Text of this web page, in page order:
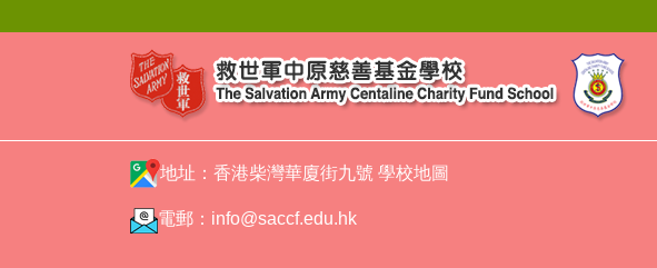
地址：香港柴灣華廈街九號 學校地圖
電郵： info@saccf.edu.hk